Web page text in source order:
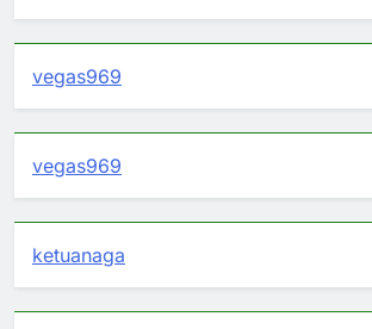
vegas969
vegas969
ketuanaga